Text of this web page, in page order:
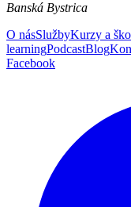
Banská Bystrica
O násSlužbyKurzy a
learningPodcastBlog
Facebook